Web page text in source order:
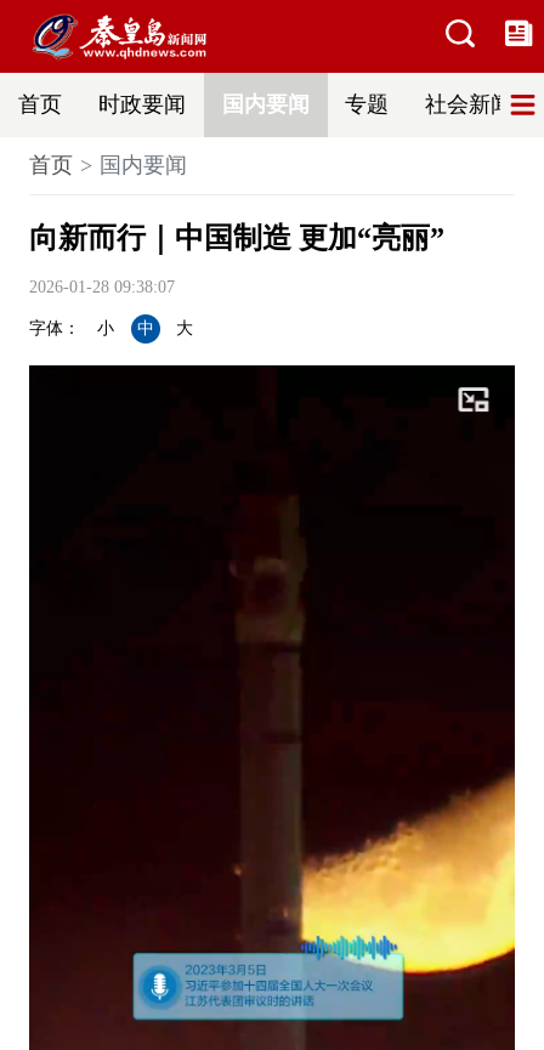
首页 时政要闻 国内要闻 专题 社会新闻
首页 国内要闻
向新而行｜中国制造 更加“亮丽”
2026-01-28 09:38:07
字体： 小 中 大